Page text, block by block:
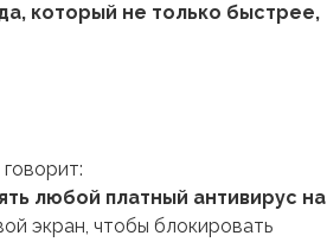
который не только быстрее,
любой платный антивирус на
экран, чтобы блокировать